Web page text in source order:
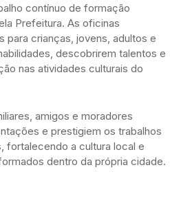
contínuo de formação
Prefeitura. As oficinas
para crianças, jovens, adultos e
descobrirem talentos e
nas atividades culturais do
amigos e moradores
e prestigiem os trabalhos
fortalecendo a cultura local e
dentro da própria cidade.